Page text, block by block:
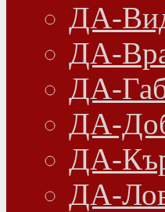
ДА-
ДА-
ДА-
ДА-
ДА-
ДА-